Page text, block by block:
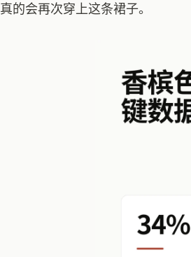
真的会再次穿上这条裙子。